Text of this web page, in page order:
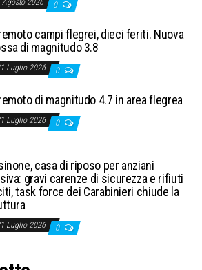
0
campi flegrei, dieci feriti. Nuova
di magnitudo 3.8
Luglio 2026 0
di magnitudo 4.7 in area flegrea
Luglio 2026 0
casa di riposo per anziani
gravi carenze di sicurezza e rifiuti
task force dei Carabinieri chiude la
Luglio 2026 0